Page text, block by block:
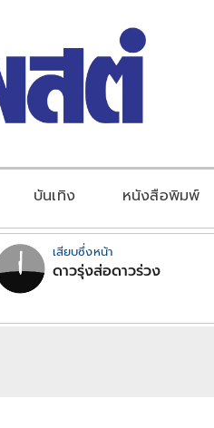
บันเทิง หนังสือพิมพ์
เสียบซึ่งหน้า
ดาวรุ่งส่อดาวร่วง